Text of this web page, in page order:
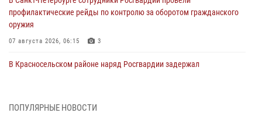
профилактические рейды по контролю за оборотом гражданского
оружия
07 августа 2026, 06:15 3
В Красносельском районе наряд Росгвардии задержал
06 августа 2026, 13:39 1
ПОПУЛЯРНЫЕ НОВОСТИ